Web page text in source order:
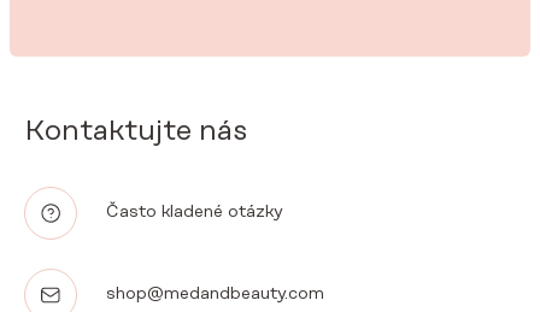
Kontaktujte nás
Často kladené otázky
shop@medandbeauty.com